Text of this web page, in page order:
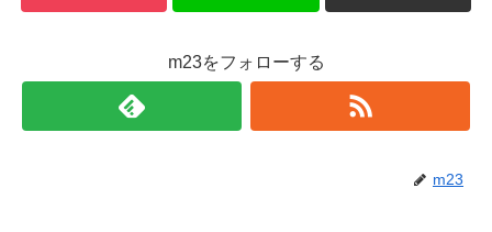
m23をフォローする
m23